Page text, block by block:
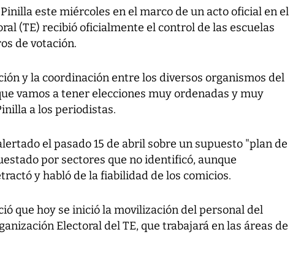
este miércoles en el marco de un acto oficial en el
(TE) recibió oficialmente el control de las escuelas
de votación.
y la coordinación entre los diversos organismos del
vamos a tener elecciones muy ordenadas y muy
a los periodistas.
el pasado 15 de abril sobre un supuesto "plan de
por sectores que no identificó, aunque
y habló de la fiabilidad de los comicios.
que hoy se inició la movilización del personal del
Electoral del TE, que trabajará en las áreas de